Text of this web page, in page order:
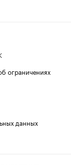
ограничениях
данных